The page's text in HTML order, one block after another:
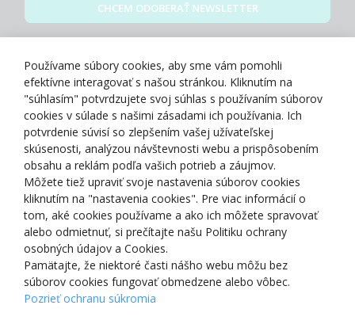
CHCEM ODOBERAŤ NEWSLETTER
O NÁS
NAKUPOVANIE
ZÁKAZNÍCKA ZÓNA
NAŠE OCENENIA
Používame súbory cookies, aby sme vám pomohli
efektívne interagovať s našou stránkou. Kliknutím na
"súhlasím" potvrdzujete svoj súhlas s používaním súborov
cookies v súlade s našimi zásadami ich používania. Ich
potvrdenie súvisí so zlepšením vašej užívateľskej
skúsenosti, analýzou návštevnosti webu a prispôsobením
obsahu a reklám podľa vašich potrieb a záujmov.
Môžete tiež upraviť svoje nastavenia súborov cookies
kliknutím na "nastavenia cookies". Pre viac informácií o
tom, aké cookies používame a ako ich môžete spravovať
alebo odmietnuť, si prečítajte našu Politiku ochrany
osobných údajov a Cookies.
Pamätajte, že niektoré časti nášho webu môžu bez
súborov cookies fungovať obmedzene alebo vôbec.
Pozrieť ochranu súkromia